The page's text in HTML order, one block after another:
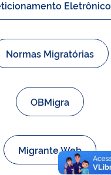
Eletrônico
Normas Migratórias
OBMigra
Migrante Web